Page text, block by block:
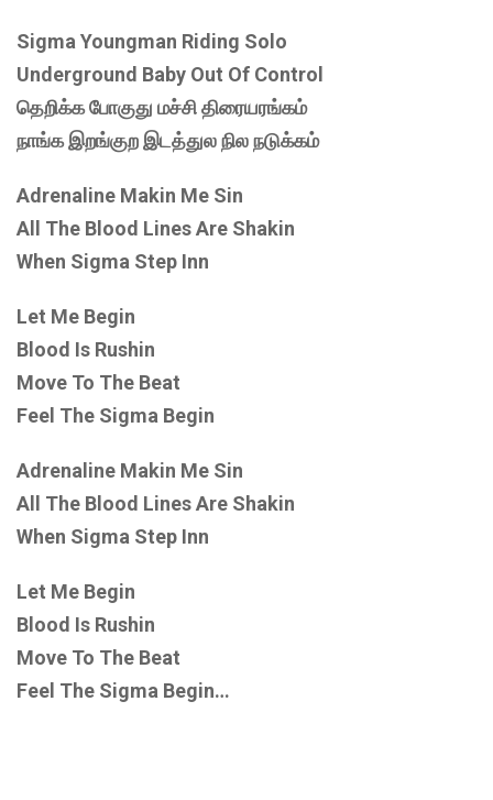
Sigma Youngman Riding Solo
Underground Baby Out Of Control
தெறிக்க போகுது மச்சி திரையரங்கம்
நாங்க இறங்குற இடத்துல நில நடுக்கம்
Adrenaline Makin Me Sin
All The Blood Lines Are Shakin
When Sigma Step Inn
Let Me Begin
Blood Is Rushin
Move To The Beat
Feel The Sigma Begin
Adrenaline Makin Me Sin
All The Blood Lines Are Shakin
When Sigma Step Inn
Let Me Begin
Blood Is Rushin
Move To The Beat
Feel The Sigma Begin…